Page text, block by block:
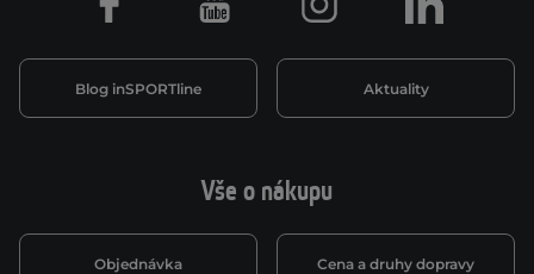
Vše o nákupu
Objednávka Cena a druhy dopravy
Blog inSPORTline Aktuality
Facebook Youtube Instagram LinkedIn